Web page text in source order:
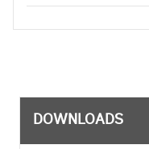
DOWNLOADS